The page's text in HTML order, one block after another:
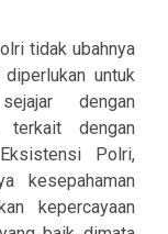
tidak ubahnya
untuk
dengan
terkait dengan
Polri,
kesepahaman
kepercayaan